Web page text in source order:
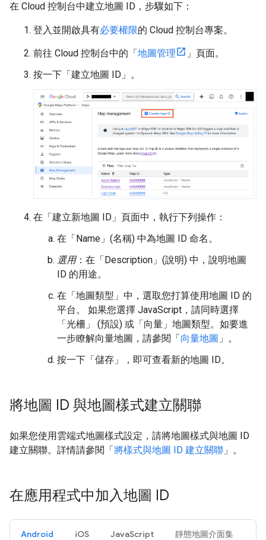
在 Cloud 控制台中建立地圖 ID，步驟如下：
登入並開啟具有必要權限的 Cloud 控制台專案。
前往 Cloud 控制台中的「地圖管理
」頁面。
按一下「建立地圖 ID」 。
在「建立新地圖 ID」 頁面中，執行下列操作：
在「Name」(名稱) 中為地圖 ID 命名。
選用：在「Description」(說明) 中，說明地圖
ID 的用途。
在「地圖類型」 中，選取您打算使用地圖 ID 的
平台。 如果您選擇 JavaScript，請同時選擇
「光柵」
(預設) 或「向量」 地圖類型。如要進
一步瞭解向量地圖，請參閱「 向量地圖 」。
按一下「儲存」
，即可查看新的地圖 ID。
將地圖 ID 與地圖樣式建立關聯
如果您使用雲端式地圖樣式設定，請將地圖樣式與地圖 ID
建立關聯。詳情請參閱「 將樣式與地圖 ID 建立關聯 」。
在應用程式中加入地圖 ID
Android iOS JavaScript 靜態地圖介面集